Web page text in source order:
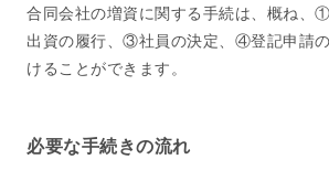
合同会社の増資に関する手続は、概ね
出資の履行、③社員の決定、④登記申請
けることができます。
必要な手続きの流れ